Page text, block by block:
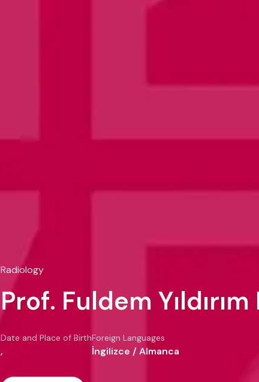
Radiology
Prof. Fuldem
Date and Place of Birth
,
Foreign Languages
İngilizce / Almanca